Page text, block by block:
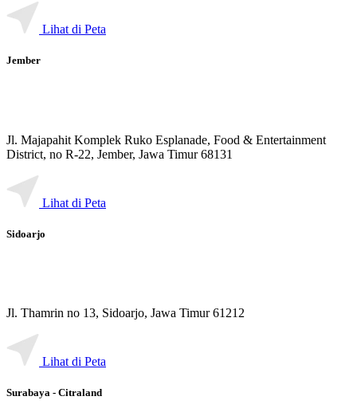
Lihat di Peta
Jember
Jl. Majapahit Komplek Ruko Esplanade, Food & Entertainment
District, no R-22, Jember, Jawa Timur 68131
Lihat di Peta
Sidoarjo
Jl. Thamrin no 13, Sidoarjo, Jawa Timur 61212
Lihat di Peta
Surabaya - Citraland